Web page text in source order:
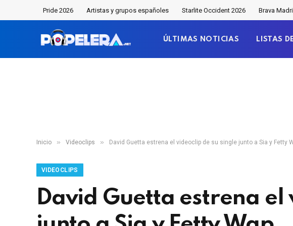
Pride 2026 Artistas y grupos españoles Starlite Occident 2026 Brava
ÚLTIMAS NOTICIAS LISTAS
Inicio » Videoclips » David Guetta estrena el videoclip de su single junto a Sia y Fetty
VIDEOCLIPS
David Guetta estrena el